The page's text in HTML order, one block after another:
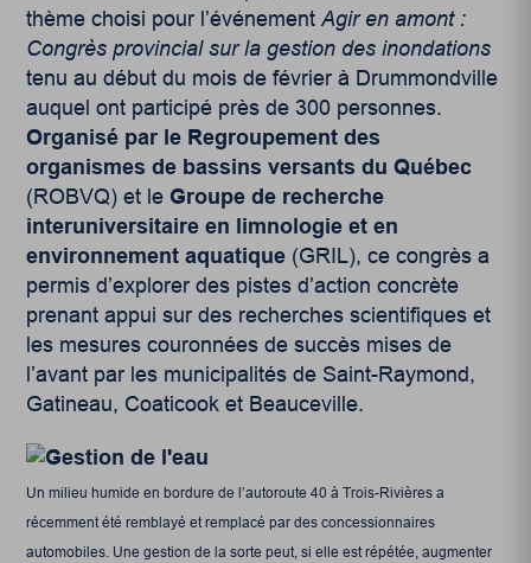
thème choisi pour l’événementAgir en amont :
Congrès provincial sur la gestion des inondations
tenu au début du mois de février à Drummondville
auquel ont participé près de 300 personnes.
Organisé par le Regroupement des
organismes de bassins versants du Québec
(ROBVQ) et le Groupe de recherche
interuniversitaire en limnologie et en
environnement aquatique (GRIL), ce congrès a
permis d’explorer des pistes d’action concrète
prenant appui sur des recherches scientifiques et
les mesures couronnées de succès mises de
l’avant par les municipalités de Saint-Raymond,
Gatineau, Coaticook et Beauceville.
Un milieu humide en bordure de l’autoroute 40 à Trois-Rivières a
récemment été remblayé et remplacé par des concessionnaires
automobiles. Une gestion de la sorte peut, si elle est répétée, augmenter